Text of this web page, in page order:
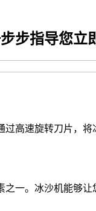
步指导您立
高速旋转刀片，
一。冰沙机能够